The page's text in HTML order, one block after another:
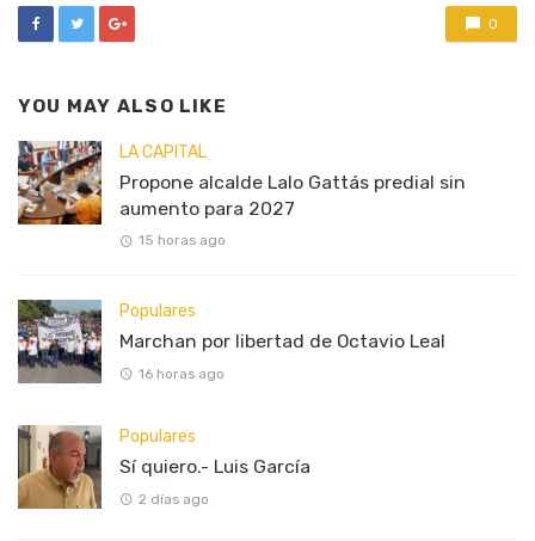
0
YOU MAY ALSO LIKE
LA CAPITAL
Propone alcalde Lalo Gattás predial sin
aumento para 2027
15 horas ago
Populares
Marchan por libertad de Octavio Leal
16 horas ago
Populares
Sí quiero.- Luis García
2 días ago